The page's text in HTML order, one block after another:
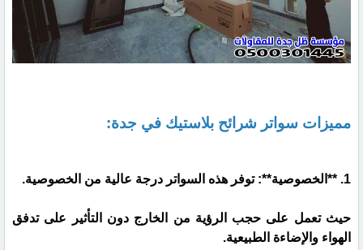
مميزات سواتر شرائح بلاستيك في جدة:
1. **الخصوصية**: توفر هذه السواتر درجة عالية من الخصوصية.
حيث تعمل على حجب الرؤية من الخارج دون التأثير على تدفق
الهواء والإضاءة الطبيعية.